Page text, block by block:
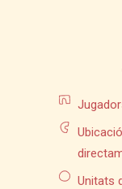
Unitats